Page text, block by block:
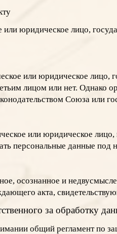
или юридическое лицо,
или юридическое
лицом или нет.
Союза или
или юридическое
персональные данные под
осознанное и
акта,
за обработку
oбщий регламент по